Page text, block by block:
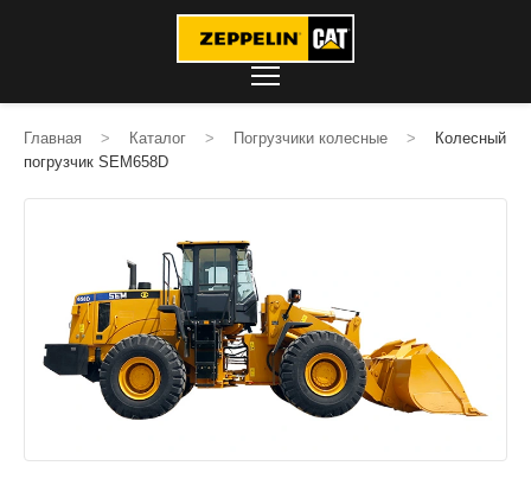
Главная > Каталог > Погрузчики колесные >
Колесный
погрузчик SEM658D